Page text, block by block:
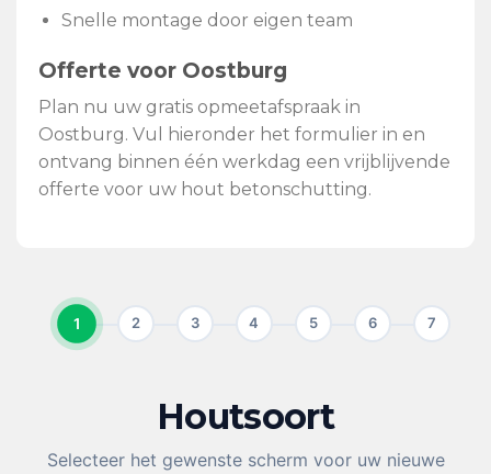
Snelle montage door eigen team
Offerte voor Oostburg
Plan nu uw gratis opmeetafspraak in
Oostburg. Vul hieronder het formulier in en
ontvang binnen één werkdag een vrijblijvende
offerte voor uw hout betonschutting.
1 2 3 4 5 6 7
KIES UW HOUTSOORTHoutsoort
Selecteer het gewenste scherm voor uw nieuwe